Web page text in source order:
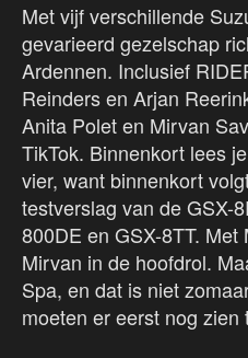
Met vijf verschillende
gevarieerd gezelschap
Ardennen. Inclusief
Reinders en Arjan
Anita Polet en Mirvan
TikTok. Binnenkort lees
vier, want binnenkort
testverslag van de GSX-
800DE en GSX-8TT.
Mirvan in de hoofdrol.
Spa, en dat is niet
moeten er eerst nog zien